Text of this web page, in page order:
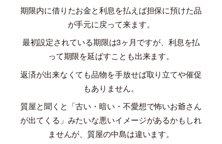
期限内に借りたお金と利息を払えば担保に預けた品
が手元に戻って来ます。
最初設定されている期限は3ヶ月ですが、利息を払
って期限を延ばすことも出来ます。
返済が出来なくても品物を手放せば取り立てや催促
もありません。
質屋と聞くと「古い・暗い・不愛想で怖いお爺さん
が出てくる」みたいな悪いイメージがあるかもしれ
ませんが、質屋の中島は違います。